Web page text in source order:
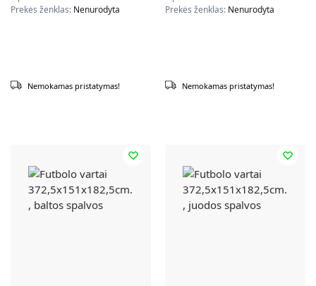
Prekės ženklas: Nenurodyta
Nemokamas pristatymas!
Prekės ženklas: Nenurodyta
Nemokamas pristatymas!